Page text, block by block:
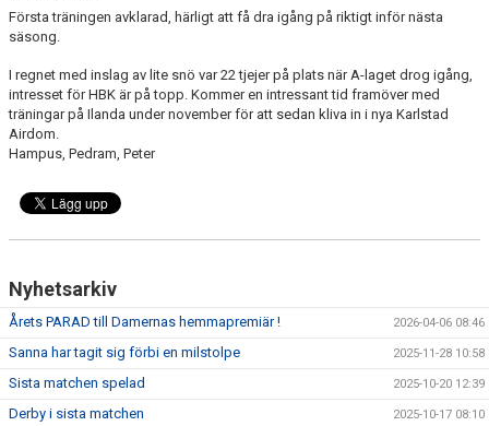
BILDGALLERI
DOKUMENT
KONTAKT
Första träningen avklarad, härligt att få dra igång på riktigt inför nästa
säsong.
I regnet med inslag av lite snö var 22 tjejer på plats när A-laget drog igång,
intresset för HBK är på topp. Kommer en intressant tid framöver med
träningar på Ilanda under november för att sedan kliva in i nya Karlstad
Airdom.
Hampus, Pedram, Peter
Nyhetsarkiv
Årets PARAD till Damernas hemmapremiär ! 2026-04-06 08:46
Sanna har tagit sig förbi en milstolpe 2025-11-28 10:58
Sista matchen spelad 2025-10-20 12:39
Derby i sista matchen 2025-10-17 08:10